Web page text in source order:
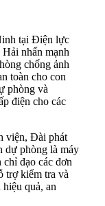
tại Điện lực
nhấn mạnh
chống ảnh
toàn cho con
phòng và
điện cho các
viện, Đài phát
dự phòng là máy
đạo các đơn
trợ kiểm tra và
quả, an